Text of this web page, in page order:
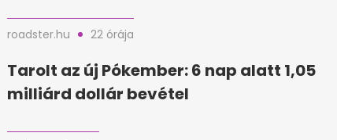
roadster.hu 22 órája
Tarolt az új Pókember: 6 nap alatt 1,05
milliárd dollár bevétel